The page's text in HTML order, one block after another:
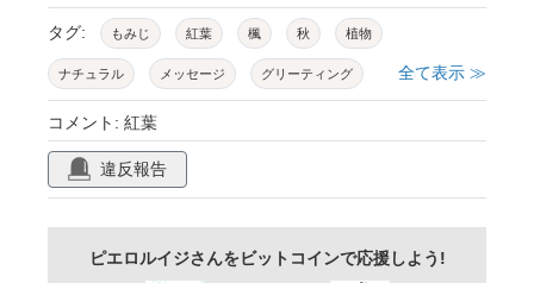
タグ: もみじ 紅葉 楓 秋 植物
ナチュラル メッセージ グリーティング
カード フレーム
囲み罫 写真
フォトフレーム フォト枠 自然
全て表示 ≫
コメント: 紅葉
違反報告
ピエロルイジさんをビットコインで応援しよう!